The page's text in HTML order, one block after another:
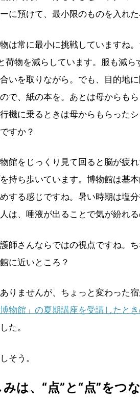
に預けて、最小限のものを入れた
は常に最小に挑戦していますね
物を減らしています。服も減ら
いを取りながら。でも、目的地
で、紙の本を。あとは母からも
機に乗るときは母からもらった
すか？
館をじっくり見て回ると脳が疲
持ち歩いています。博物館は基
する感じですね。暑い時期は塩
は、唾液が出ることで気が紛れ
さんならではの視点ですね。ち
に近いところ？
りませんが、ちょっと変わった
博物館」の夏期講座を受講したと
た。
そう。
は、“点”と“点”をつ